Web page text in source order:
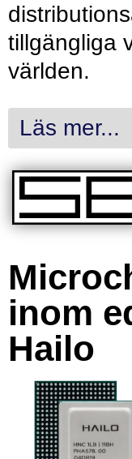
tillgängliga
världen.
Läs mer...
inom
Hailo